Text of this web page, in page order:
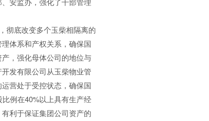
彻底改变多个玉柴相隔离的
体系和产权关系，确保国
产，强化母体公司的地位与
发有限公司从玉柴物业管
营处于受控状态，确保国
例在40%以上具有生产经
利于保证集团公司资产的